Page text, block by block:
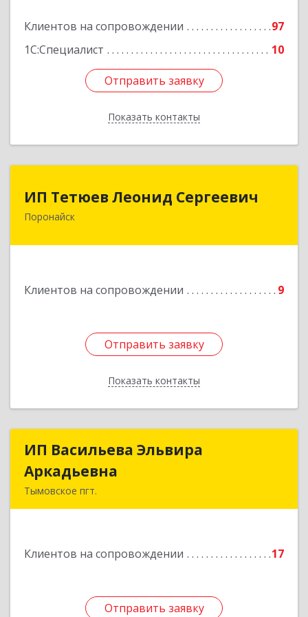
Клиентов на сопровождении
97
1С:Специалист
10
Отправить заявку
Показать контакты
Отправить заявку
Назад
ИП Тетюев Леонид Сергеевич
Поронайск
Клиентов на сопровождении 9
Отправить заявку
Показать контакты
694242, Сахалинская обл, Поронайск г, Фрунзе
Отправить заявку
Назад
ИП Васильева Эльвира
Аркадьевна
Тымовское пгт.
Клиентов на сопровождении 17
Отправить заявку
ИП Васильева Эльвира
Отправить заявку